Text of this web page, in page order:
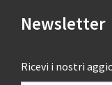
Newsletter
Ricevi i nostri